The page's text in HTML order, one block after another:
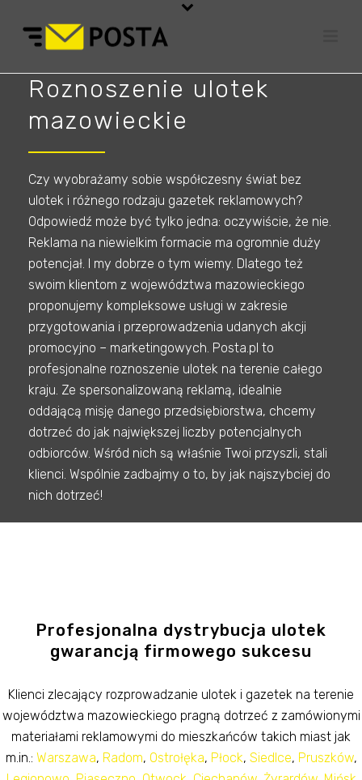
Roznoszenie ulotek
mazowieckie
Czy wyobrażamy sobie współczesny świat bez
ulotek i różnego rodzaju gazetek reklamowych?
Odpowiedź może być tylko jedna: oczywiście, że nie.
Reklama na niewielkim formacie ma ogromnie duży
potencjał. I my dobrze o tym wiemy. Dlatego też
swoim klientom z województwa mazowieckiego
proponujemy kompleksowe usługi w zakresie
przygotowania i przeprowadzenia udanych akcji
promocyjno – marketingowych. Posta.pl to
profesjonalne roznoszenie ulotek na terenie całego
kraju. Ze spersonalizowaną reklamą, idealnie
oddającą misję danego przedsiębiorstwa, chcemy
dotrzeć do jak największej liczby potencjalnych
odbiorców. Wśród nich są właśnie Twoi przyszli, stali
klienci. Wspólnie zadbajmy o to, by jak najszybciej do
nich dotrzeć!
Profesjonalna dystrybucja ulotek
gwarancją firmowego sukcesu
Klienci zlecający rozprowadzanie ulotek i gazetek na terenie
województwa mazowieckiego pragną dotrzeć z zamówionymi
materiałami reklamowymi do mieszkańców takich miast jak
m.in.: Warszawa, Radom, Ostrołęka, Płock, Siedlce, Pruszków,